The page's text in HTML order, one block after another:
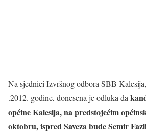
Na sjednici Izvršnog odbora SBB
.2012. godine, donesena je odluka da
općine Kalesija, na predstojećim
oktobru, ispred Saveza bude Semir